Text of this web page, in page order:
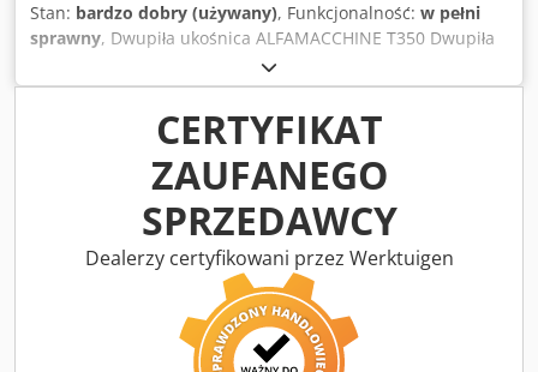
Stan: bardzo dobry (używany), Funkcjonalność: w pełni
sprawny, Dwupiła ukośnica ALFAMACCHINE T350 Dwupiła
do cięcia pod kątami 45 stopni Średnica tarczy 350 mm
Średnica otworu piły 30mm Prędkość obrotowa piła 3000
r.p.m Silniki 2×1,5 kw Zapotrzebowanie powietrza 5-7 bar
Szerokość cięcia: 15-80 mm Wysokość cięcia: 10-80 mm
Dwodpowwhhdefx Ailoa
CERTYFIKAT
ZAUFANEGO
SPRZEDAWCY
Dealerzy certyfikowani przez Werktuigen